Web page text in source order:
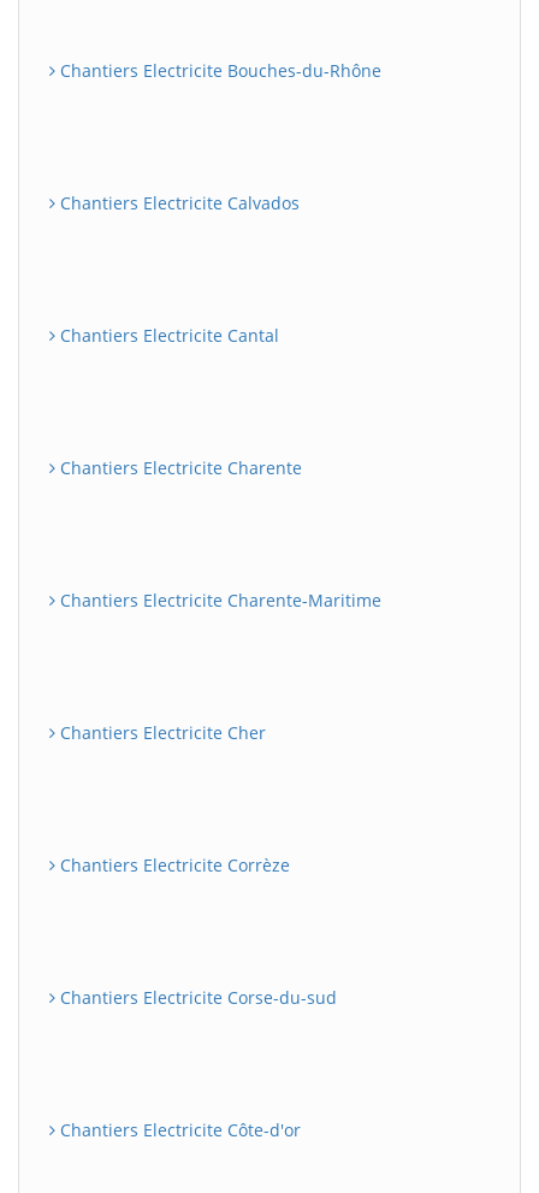
Chantiers Electricite Bouches-du-Rhône
Chantiers Electricite Calvados
Chantiers Electricite Cantal
Chantiers Electricite Charente
Chantiers Electricite Charente-Maritime
Chantiers Electricite Cher
Chantiers Electricite Corrèze
Chantiers Electricite Corse-du-sud
Chantiers Electricite Côte-d'or